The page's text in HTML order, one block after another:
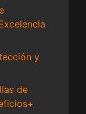
y
de